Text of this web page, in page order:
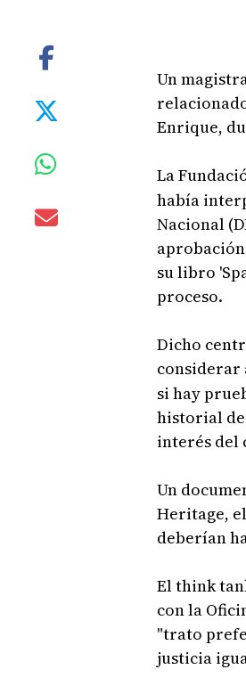
Un
Enrique,
La
había
Nacional
su libro
proceso.
Dicho
considerar
si hay
historial
interés del
Un
Heritage,
deberían
El think
con la
"trato
justicia